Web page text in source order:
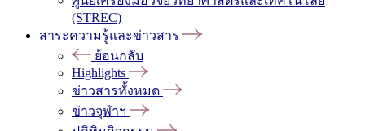
(STREC)
สาระความรู้และข่าวสาร
ย้อนกลับ
Highlights
ข่าวสารทั้งหมด
ข่าวจุฬาฯ